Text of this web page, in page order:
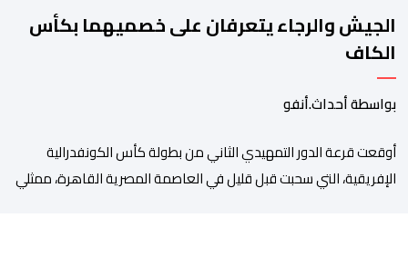
الجيش والرجاء يتعرفان على خصميهما بكأس
الكاف
بواسطة أحداث.أنفو
أوقعت قرعة الدور التمهيدي الثاني من بطولة كأس الكونفدرالية
الإفريقية، التي سحبت قبل قليل في العاصمة المصرية القاهرة، ممثلي